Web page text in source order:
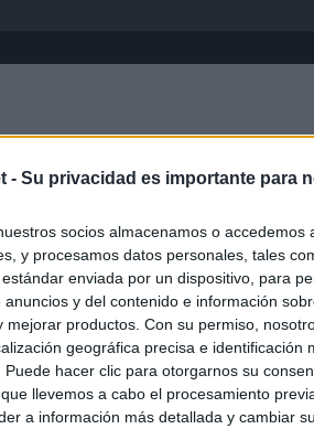
- Su privacidad es importante para
socios almacenamos o
y procesamos datos personales, tales
enviada por un dispositivo, para
anuncios y del contenido e información
mejorar productos. Con su permiso,
geográfica precisa e identificación
Puede hacer clic para otorgarnos su
llevemos a cabo el procesamiento
a información más detallada y cambiar